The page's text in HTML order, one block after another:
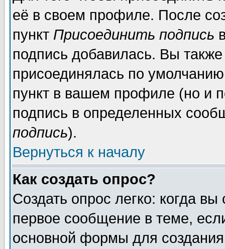
её в своем профиле. После
пункт Присоединить подпись
подпись добавилась. Вы
присоединялась по
пункт в вашем профиле (но и
подпись в определенных
подпись).
Вернуться к началу
Как создать опрос?
Создать опрос легко: когда
первое сообщение в теме,
основной формы для